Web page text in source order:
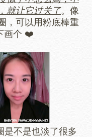
就让它过关了。像
，可以用粉底棒重
画个 ❤️
不是也淡了很多